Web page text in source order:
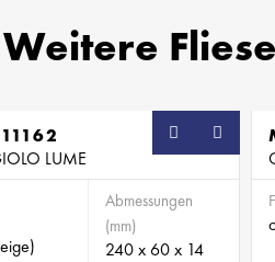
Weitere
LUME
Abmessungen
(mm)
240 x 60 x 14